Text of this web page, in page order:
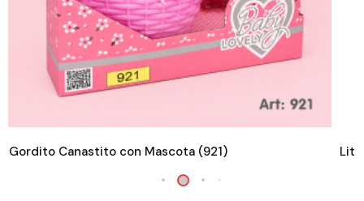
Gordito Canastito con Mascota (921)